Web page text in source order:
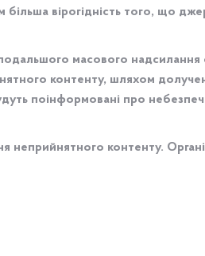
вірогідність того, що
масового надсилання
контенту, шляхом
поінформовані про
контенту.